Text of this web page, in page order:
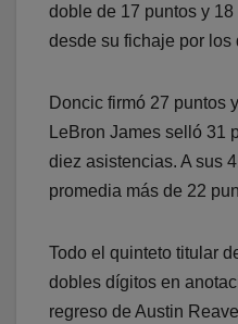
doble de 17 puntos y
desde su fichaje por los
Doncic firmó 27 puntos
LeBron James selló 31
diez asistencias. A sus
promedia más de 22
Todo el quinteto titular
dobles dígitos en
regreso de Austin